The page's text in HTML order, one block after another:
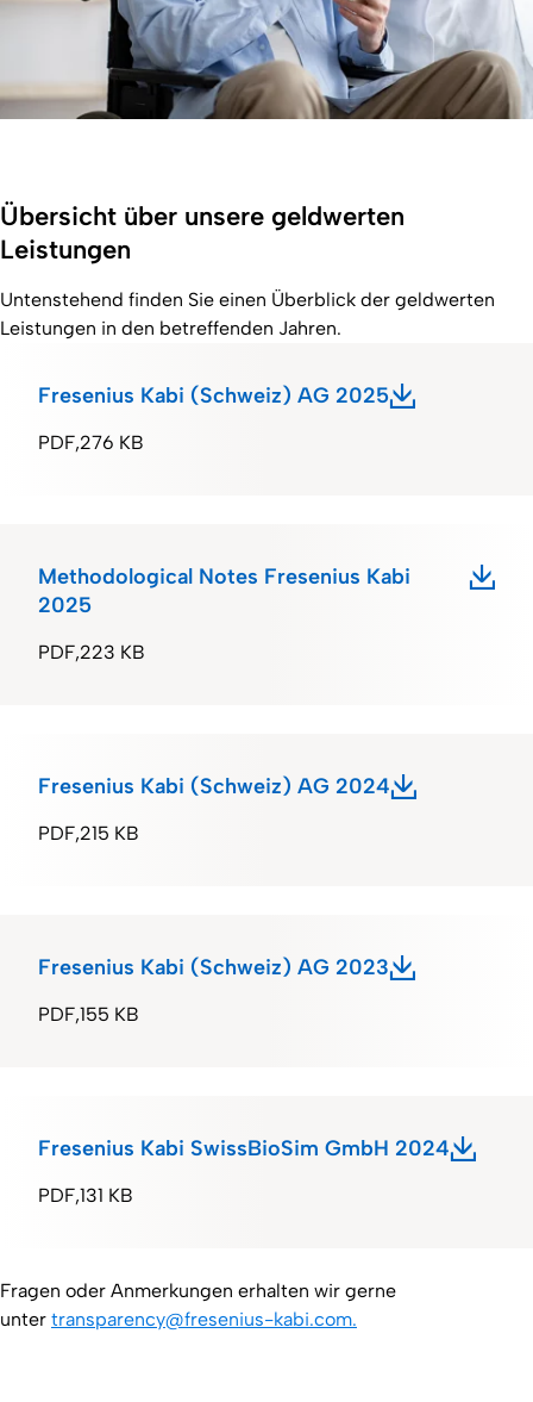
Übersicht über unsere geldwerten
Leistungen
Untenstehend finden Sie einen Überblick der geldwerten
Leistungen in den betreffenden Jahren.
276 KB
PDF
Fresenius Kabi (Schweiz) AG 2025
223 KB
PDF
Methodological Notes Fresenius Kabi
2025
215 KB
PDF
Fresenius Kabi (Schweiz) AG 2024
155 KB
PDF
Fresenius Kabi (Schweiz) AG 2023
131 KB
PDF
Fresenius Kabi SwissBioSim GmbH 2024
Fragen oder Anmerkungen erhalten wir gerne
unter transparency@fresenius-kabi.com.